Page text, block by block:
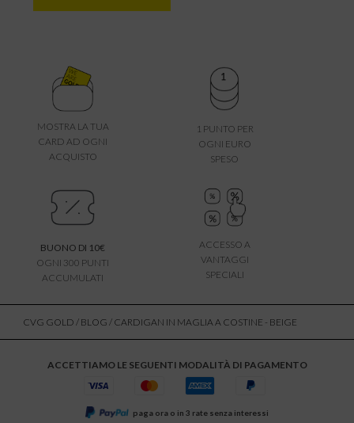
MOSTRA LA TUA
CARD AD OGNI
ACQUISTO
1 PUNTO PER
OGNI EURO
SPESO
BUONO DI 10€
OGNI 300 PUNTI
ACCUMULATI
ACCESSO A
VANTAGGI
SPECIALI
CVG GOLD / BLOG / CARDIGAN IN MAGLIA A COSTINE - BEIGE
ACCETTIAMO LE SEGUENTI MODALITÀ DI PAGAMENTO
paga ora o in 3 rate senza interessi